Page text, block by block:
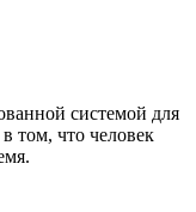
системой для
том, что человек